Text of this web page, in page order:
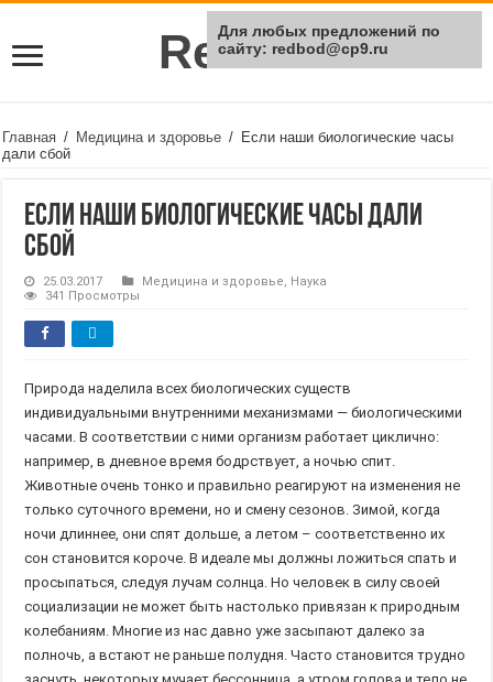
Rei Red
Главная / Медицина и здоровье / Если наши биологические часы
дали сбой
Если наши биологические часы дали
сбой
25.03.2017 Медицина и здоровье, Наука
341 Просмотры
Природа наделила всех биологических существ
индивидуальными внутренними механизмами — биологическими
часами. В соответствии с ними организм работает циклично:
например, в дневное время бодрствует, а ночью спит.
Животные очень тонко и правильно реагируют на изменения не
только суточного времени, но и смену сезонов. Зимой, когда
ночи длиннее, они спят дольше, а летом – соответственно их
сон становится короче. В идеале мы должны ложиться спать и
просыпаться, следуя лучам солнца. Но человек в силу своей
социализации не может быть настолько привязан к природным
колебаниям. Многие из нас давно уже засыпают далеко за
полночь, а встают не раньше полудня. Часто становится трудно
Для любых предложений по
сайту: redbod@cp9.ru